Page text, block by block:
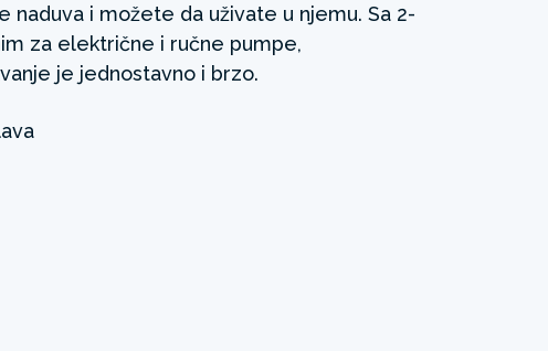
naduva i možete da uživate u njemu. Sa 2-
za električne i ručne pumpe,
je jednostavno i brzo.